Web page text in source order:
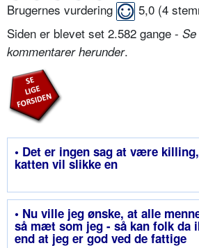
Brugernes vurdering 5,0 (4
Siden er blevet set 2.582 gange -
kommentarer herunder.
• Det er ingen sag at være
katten vil slikke en
• Nu ville jeg ønske, at alle
så mæt som jeg - så kan folk da
end at jeg er god ved de fattige